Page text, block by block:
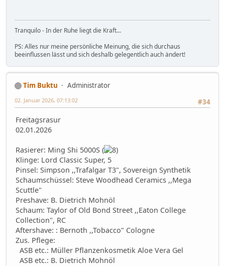
Tranquilo - In der Ruhe liegt die Kraft...
PS: Alles nur meine persönliche Meinung, die sich durchaus
beeinflussen lässt und sich deshalb gelegentlich auch ändert!
Tim Buktu
Administrator
#34
02. Januar 2026, 07:13:02
Freitagsrasur
02.01.2026
Rasierer: Ming Shi 5000S (
Klinge: Lord Classic Super, 5
Pinsel: Simpson ,,Trafalgar T3", Sovereign Synthetik
Schaumschüssel: Steve Woodhead Ceramics ,,Mega
Scuttle"
Preshave: B. Dietrich Mohnöl
Schaum: Taylor of Old Bond Street ,,Eaton College
Collection", RC
Aftershave: : Bernoth ,,Tobacco" Cologne
Zus. Pflege:
ASB etc.: Müller Pflanzenkosmetik Aloe Vera Gel
ASB etc.: B. Dietrich Mohnöl